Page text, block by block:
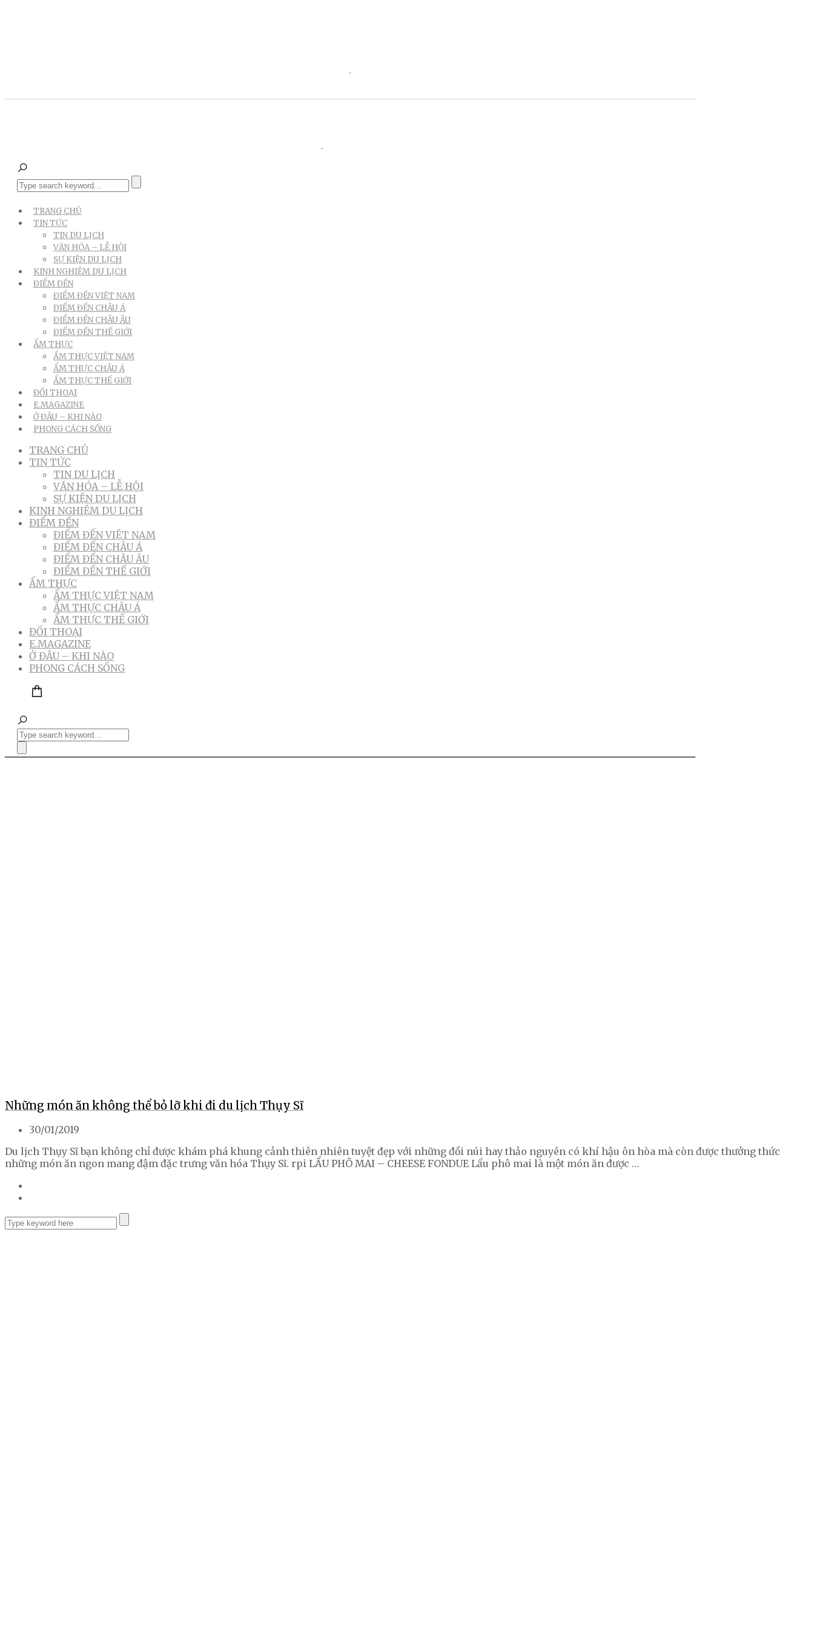
TRANG CHỦ
TIN TỨC
TIN DU LỊCH
VĂN HÓA – LỄ HỘI
SỰ KIỆN DU LỊCH
KINH NGHIỆM DU LỊCH
ĐIỂM ĐẾN
ĐIỂM ĐẾN VIỆT NAM
ĐIỂM ĐẾN CHÂU Á
ĐIỂM ĐẾN CHÂU ÂU
ĐIỂM ĐẾN THẾ GIỚI
ẨM THỰC
ẨM THỰC VIỆT NAM
ẨM THỰC CHÂU Á
ẨM THỰC THẾ GIỚI
ĐỐI THOẠI
E.MAGAZINE
Ở ĐÂU – KHI NÀO
PHONG CÁCH SỐNG
TRANG CHỦ
TIN TỨC
TIN DU LỊCH
VĂN HÓA – LỄ HỘI
SỰ KIỆN DU LỊCH
KINH NGHIỆM DU LỊCH
ĐIỂM ĐẾN
ĐIỂM ĐẾN VIỆT NAM
ĐIỂM ĐẾN CHÂU Á
ĐIỂM ĐẾN CHÂU ÂU
ĐIỂM ĐẾN THẾ GIỚI
ẨM THỰC
ẨM THỰC VIỆT NAM
ẨM THỰC CHÂU Á
ẨM THỰC THẾ GIỚI
ĐỐI THOẠI
E.MAGAZINE
Ở ĐÂU – KHI NÀO
PHONG CÁCH SỐNG
Những món ăn không thể bỏ lỡ khi đi du lịch Thụy Sĩ
30/01/2019
Du lịch Thụy Sĩ bạn không chỉ được khám phá khung cảnh thiên nhiên tuyệt đẹp với những đồi núi hay thảo nguyên có khí hậu ôn hòa mà còn được thưởng thức
những món ăn ngon mang đậm đặc trưng văn hóa Thụy Sĩ. rpi LẨU PHÔ MAI – CHEESE FONDUE Lẩu phô mai là một món ăn được …